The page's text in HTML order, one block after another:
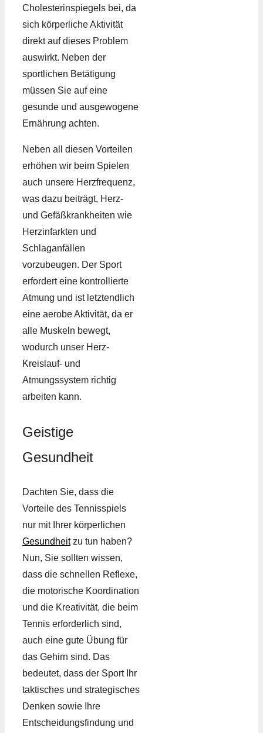
Cholesterinspiegels bei, da
sich körperliche Aktivität
direkt auf dieses Problem
auswirkt. Neben der
sportlichen Betätigung
müssen Sie auf eine
gesunde und ausgewogene
Ernährung achten.
Neben all diesen Vorteilen
erhöhen wir beim Spielen
auch unsere Herzfrequenz,
was dazu beiträgt, Herz-
und Gefäßkrankheiten wie
Herzinfarkten und
Schlaganfällen
vorzubeugen. Der Sport
erfordert eine kontrollierte
Atmung und ist letztendlich
eine aerobe Aktivität, da er
alle Muskeln bewegt,
wodurch unser Herz-
Kreislauf- und
Atmungssystem richtig
arbeiten kann.
Geistige
Gesundheit
Dachten Sie, dass die
Vorteile des Tennisspiels
nur mit Ihrer körperlichen
Gesundheitzu tun haben?
Nun, Sie sollten wissen,
dass die schnellen Reflexe,
die motorische Koordination
und die Kreativität, die beim
Tennis erforderlich sind,
auch eine gute Übung für
das Gehirn sind. Das
bedeutet, dass der Sport Ihr
taktisches und strategisches
Denken sowie Ihre
Entscheidungsfindung und